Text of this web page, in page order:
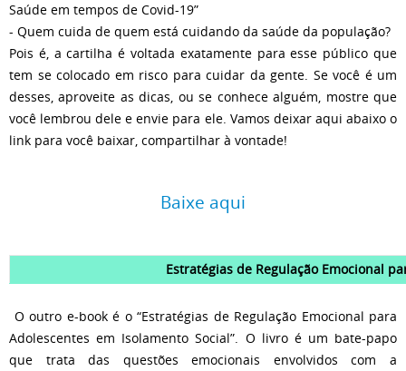
Saúde em tempos de Covid-19”
- Quem cuida de quem está cuidando da saúde da população?
Pois é, a cartilha é voltada exatamente para esse público que
tem se colocado em risco para cuidar da gente. Se você é um
desses, aproveite as dicas, ou se conhece alguém, mostre que
você lembrou dele e envie para ele. Vamos deixar aqui abaixo o
link para você baixar, compartilhar à vontade!
Baixe aqui
Estratégias de Regulação Emocional
O outro e-book é o “Estratégias de Regulação Emocional para
Adolescentes em Isolamento Social”. O livro é um bate-papo
que trata das questões emocionais envolvidos com a